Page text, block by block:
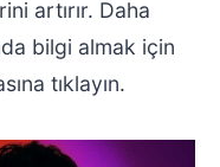
artırır. Daha
bilgi almak için
tıklayın.